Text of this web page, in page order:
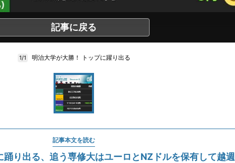
記事に戻る
1/1 明治大学が大勝！ トップに躍り出る
記事本文を読む
踊り出る、追う専修大はユーロとNZドルを保有して越週